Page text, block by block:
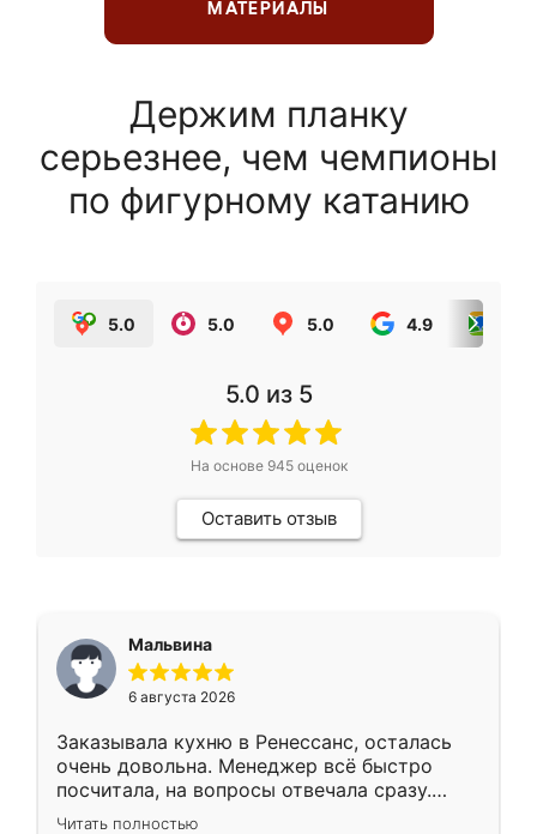
МАТЕРИАЛЫ
Держим планку
серьезнее, чем чемпионы
по фигурному катанию
5.0 5.0 5.0 4.9
5.0 из 5
На основе 945оценок
Оставить отзыв
Мальвина
6 августа 2026
Заказывала кухню в Ренессанс, осталась
очень довольна. Менеджер всё быстро
посчитала, на вопросы отвечала сразу.
Замерщик приехал в субботу, подошёл к
Читать полностью